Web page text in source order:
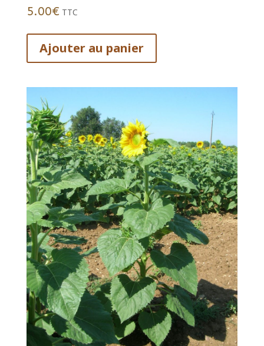
5.00€ TTC
Ajouter au panier